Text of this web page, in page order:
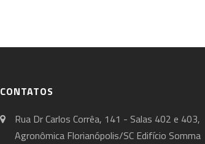
CONTATOS
Rua Dr Carlos Corrêa, 141 - Salas 402 e 403,
Agronômica Florianópolis/SC Edifício Somma